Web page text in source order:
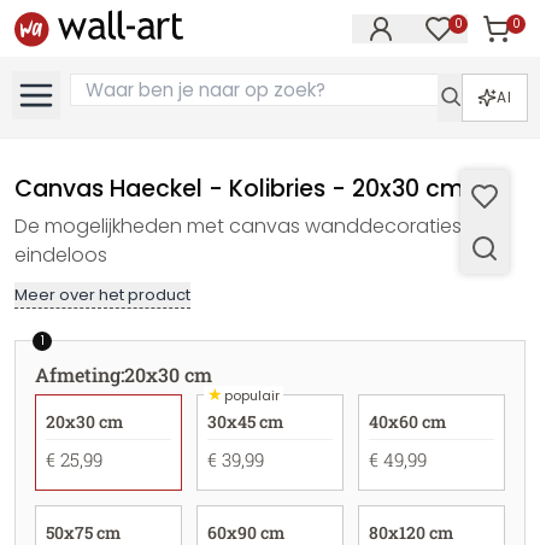
0 0
AI
Canvas Haeckel - Kolibries - 20x30 cm
De mogelijkheden met canvas wanddecoraties zijn
eindeloos
Meer over het product
1
Afmeting:20x30 cm
20x30 cm
€ 25,99
★populair
30x45 cm
€ 39,99
40x60 cm
€ 49,99
50x75 cm 60x90 cm 80x120 cm